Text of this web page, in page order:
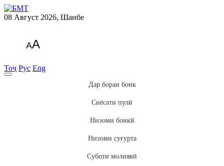
08 Август 2026, Шанбе
AA
Тоҷ Рус Eng
Дар бораи бонк
Сиёсати пулӣ
Низоми бонкӣ
Низоми суғурта
Суботи молиявӣ